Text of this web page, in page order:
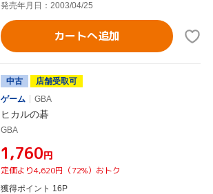
発売年月日：2003/04/25
カートへ追加
中古
店舗受取可
ゲーム
GBA
ヒカルの碁
GBA
¥1,760円
定価より4,620円（72%）おトク
獲得ポイント 16P